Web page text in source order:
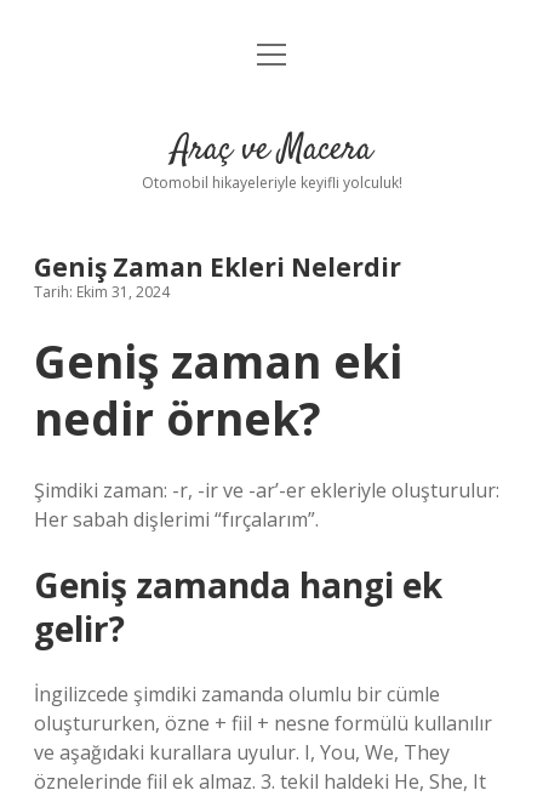
Anasayfa
Yasal Uyarı
menüyü
Araç ve Macera
Otomobil hikayeleriyle keyifli yolculuk!
Geniş Zaman Ekleri Nelerdir
Tarih: Ekim 31, 2024
Geniş zaman eki
nedir örnek?
Şimdiki zaman: -r, -ir ve -ar’-er ekleriyle oluşturulur:
Her sabah dişlerimi “fırçalarım”.
Geniş zamanda hangi ek
gelir?
İngilizcede şimdiki zamanda olumlu bir cümle
oluştururken, özne + fiil + nesne formülü kullanılır
ve aşağıdaki kurallara uyulur. I, You, We, They
öznelerinde fiil ek almaz. 3. tekil haldeki He, She, It